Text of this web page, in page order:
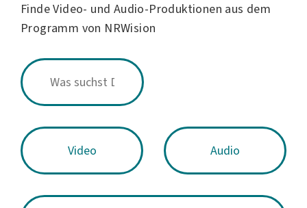
Finde Video- und Audio-Produktionen aus dem
Programm von NRWision
Video Audio